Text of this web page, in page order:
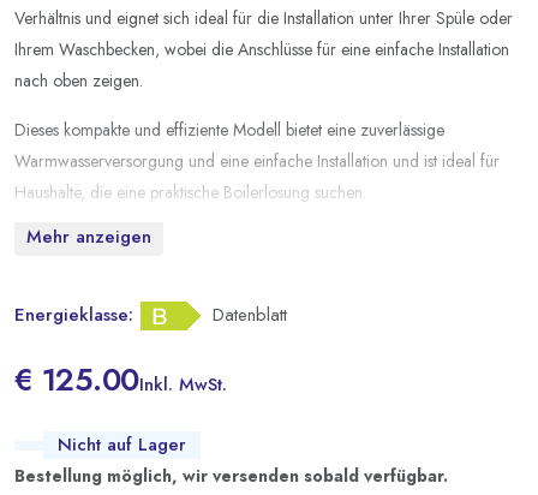
Verhältnis und eignet sich ideal für die Installation unter Ihrer Spüle oder
Ihrem Waschbecken, wobei die Anschlüsse für eine einfache Installation
nach oben zeigen.
Dieses kompakte und effiziente Modell bietet eine zuverlässige
Warmwasserversorgung und eine einfache Installation und ist ideal für
Haushalte, die eine praktische Boilerlösung suchen.
Mehr anzeigen
Energieklasse: Datenblatt
€ 125.00Inkl. MwSt.
Nicht auf Lager
Bestellung möglich, wir versenden sobald verfügbar.